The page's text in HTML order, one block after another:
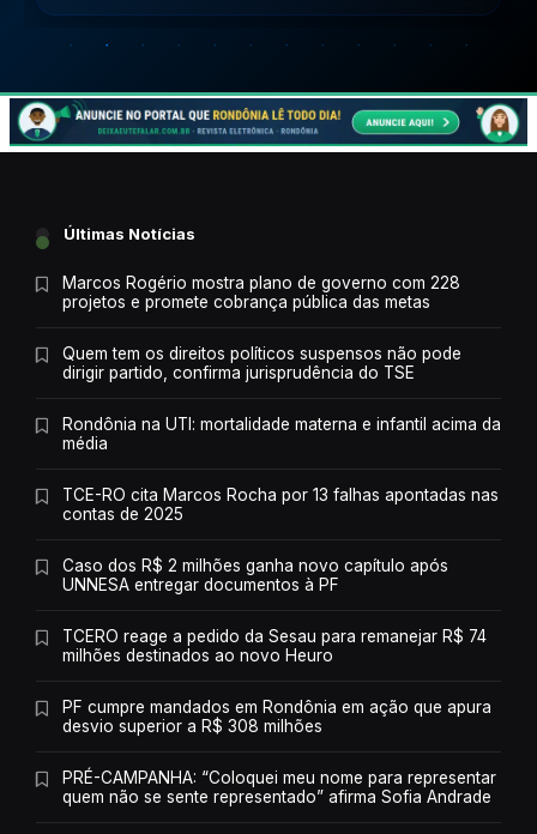
Últimas Notícias
Marcos Rogério mostra plano de governo com 228
projetos e promete cobrança pública das metas
Quem tem os direitos políticos suspensos não pode
dirigir partido, confirma jurisprudência do TSE
Rondônia na UTI: mortalidade materna e infantil acima da
média
TCE-RO cita Marcos Rocha por 13 falhas apontadas nas
contas de 2025
Caso dos R$ 2 milhões ganha novo capítulo após
UNNESA entregar documentos à PF
TCERO reage a pedido da Sesau para remanejar R$ 74
milhões destinados ao novo Heuro
PF cumpre mandados em Rondônia em ação que apura
desvio superior a R$ 308 milhões
PRÉ-CAMPANHA: “Coloquei meu nome para representar
quem não se sente representado” afirma Sofia Andrade